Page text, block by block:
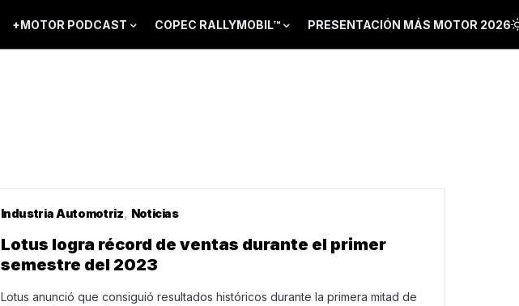
+MOTOR PODCAST COPEC RALLYMOBIL™ PRESENTACIÓN MÁS MOTOR 2026
Industria Automotriz Noticias
Lotus logra récord de ventas durante el primer
semestre del 2023
Lotus anunció que consiguió resultados históricos durante la primera mitad de